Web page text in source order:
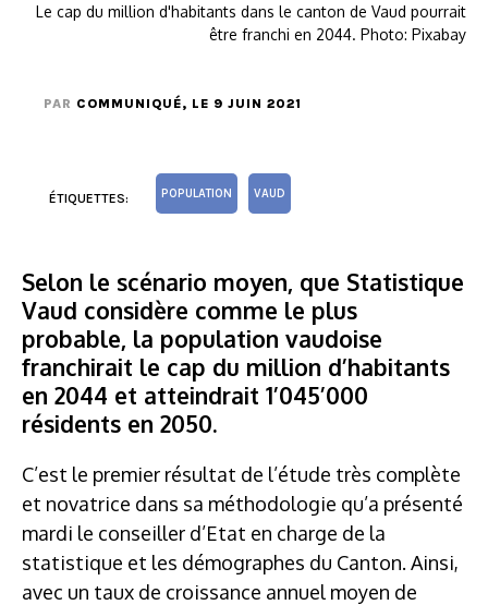
Le cap du million d'habitants dans le canton de Vaud pourrait
être franchi en 2044. Photo: Pixabay
PAR COMMUNIQUÉ, LE 9 JUIN 2021
ÉTIQUETTES: POPULATION VAUD
Selon le scénario moyen, que Statistique
Vaud considère comme le plus
probable, la population vaudoise
franchirait le cap du million d’habitants
en 2044 et atteindrait 1’045’000
résidents en 2050.
C’est le premier résultat de l’étude très complète
et novatrice dans sa méthodologie qu’a présenté
mardi le conseiller d’Etat en charge de la
statistique et les démographes du Canton. Ainsi,
avec un taux de croissance annuel moyen de